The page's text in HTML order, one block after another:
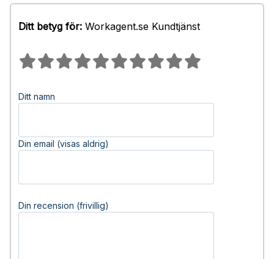
Ditt betyg för: Workagent.se Kundtjänst
Ditt namn
Din email (visas aldrig)
Din recension (frivillig)